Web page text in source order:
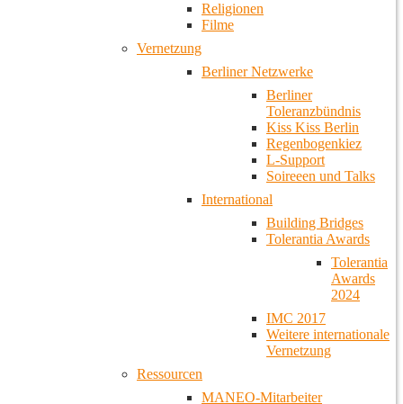
Religionen
Filme
Vernetzung
Berliner Netzwerke
Berliner
Toleranzbündnis
Kiss Kiss Berlin
Regenbogenkiez
L-Support
Soireeen und Talks
International
Building Bridges
Tolerantia Awards
Tolerantia
Awards
2024
IMC 2017
Weitere internationale
Vernetzung
Ressourcen
MANEO-Mitarbeiter